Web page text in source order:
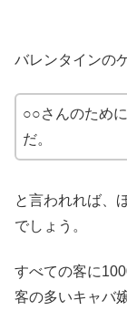
バレンタインの
○○さんのため
だ。
と言われれば、
でしょう。
すべての客に
客の多いキャバ